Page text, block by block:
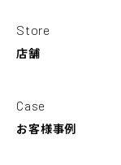
Store
店舗
Case
お客様事例